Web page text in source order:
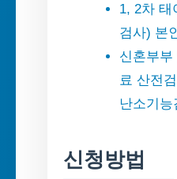
1, 2차 태
검사) 본
신혼부
료 산전
난소기
신청방법